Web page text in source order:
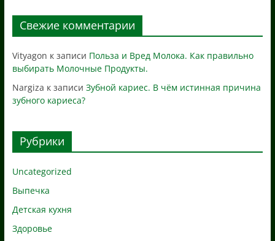
Свежие комментарии
Vityagon к записи Польза и Вред Молока. Как правильно
выбирать Молочные Продукты.
Nargiza к записи Зубной кариес. В чём истинная причина
зубного кариеса?
Рубрики
Uncategorized
Выпечка
Детская кухня
Здоровье